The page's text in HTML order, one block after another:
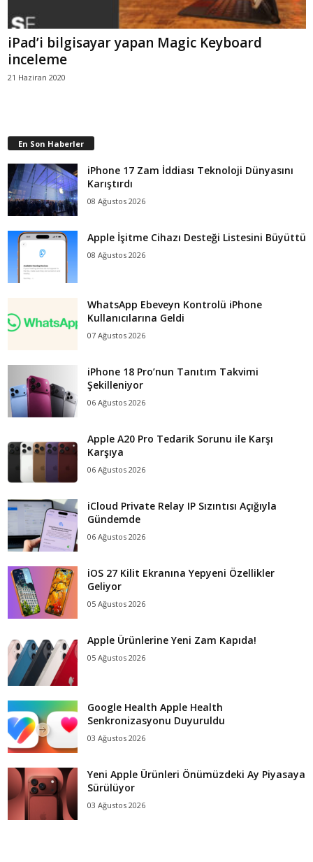
iPad’i bilgisayar yapan Magic Keyboard
inceleme
21 Haziran 2020
En Son Haberler
iPhone 17 Zam İddiası Teknoloji Dünyasını
Karıştırdı
08 Ağustos 2026
Apple İşitme Cihazı Desteği Listesini Büyüttü
08 Ağustos 2026
WhatsApp Ebeveyn Kontrolü iPhone
Kullanıcılarına Geldi
07 Ağustos 2026
iPhone 18 Pro’nun Tanıtım Takvimi
Şekilleniyor
06 Ağustos 2026
Apple A20 Pro Tedarik Sorunu ile Karşı
Karşıya
06 Ağustos 2026
iCloud Private Relay IP Sızıntısı Açığıyla
Gündemde
06 Ağustos 2026
iOS 27 Kilit Ekranına Yepyeni Özellikler
Geliyor
05 Ağustos 2026
Apple Ürünlerine Yeni Zam Kapıda!
05 Ağustos 2026
Google Health Apple Health
Senkronizasyonu Duyuruldu
03 Ağustos 2026
Yeni Apple Ürünleri Önümüzdeki Ay Piyasaya
Sürülüyor
03 Ağustos 2026